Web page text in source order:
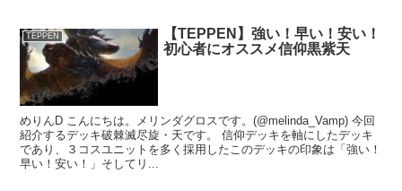
TEPPEN
【TEPPEN】強い！早い！安い！
初心者にオススメ信仰黒紫天
めりんD こんにちは。メリンダグロスです。(@melinda_Vamp) 今回
紹介するデッキ破棘滅尽旋・天です。 信仰デッキを軸にしたデッキ
であり、３コスユニットを多く採用したこのデッキの印象は「強い！
早い！安い！」そしてリ...